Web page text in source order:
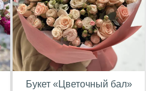
Букет «Цветочный бал»